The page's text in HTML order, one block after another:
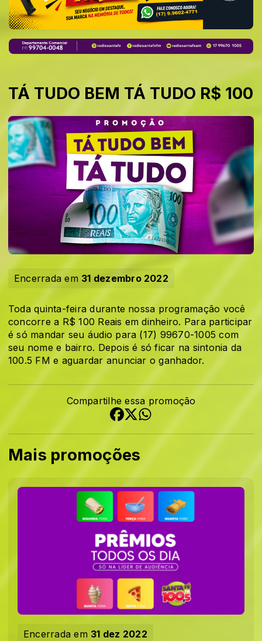
TÁ TUDO BEM TÁ TUDO R$ 100
Encerrada em 31 dezembro 2022
Toda quinta-feira durante nossa programação você
concorre a R$ 100 Reais em dinheiro. Para participar
é só mandar seu áudio para (17) 99670-1005 com
seu nome e bairro. Depois é só ficar na sintonia da
100.5 FM e aguardar anunciar o ganhador.
Compartilhe essa promoção
Mais promoções
Encerrada em 31 dez 2022